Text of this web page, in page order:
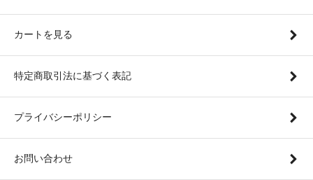
カートを見る
特定商取引法に基づく表記
プライバシーポリシー
お問い合わせ